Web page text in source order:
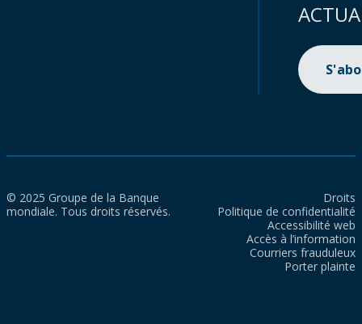
© 2025 Groupe de la Banque
mondiale. Tous droits réservés.
Droits
Politique de confidentialité
Accessibilité web
Accès à l’information
Courriers frauduleux
Porter plainte